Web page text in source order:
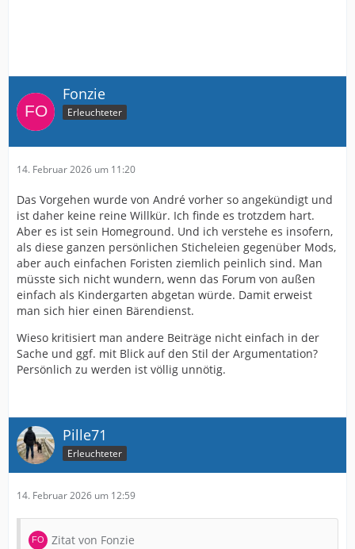
Fonzie
Erleuchteter
14. Februar 2026 um 11:20
Das Vorgehen wurde von André vorher so angekündigt und
ist daher keine reine Willkür. Ich finde es trotzdem hart.
Aber es ist sein Homeground. Und ich verstehe es insofern,
als diese ganzen persönlichen Sticheleien gegenüber Mods,
aber auch einfachen Foristen ziemlich peinlich sind. Man
müsste sich nicht wundern, wenn das Forum von außen
einfach als Kindergarten abgetan würde. Damit erweist
man sich hier einen Bärendienst.
Wieso kritisiert man andere Beiträge nicht einfach in der
Sache und ggf. mit Blick auf den Stil der Argumentation?
Persönlich zu werden ist völlig unnötig.
Pille71
Erleuchteter
14. Februar 2026 um 12:59
Zitat von Fonzie